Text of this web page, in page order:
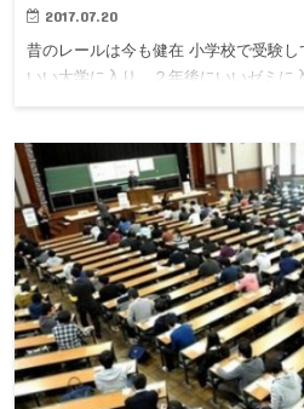
2017.07.20
昔のレールは今も健在 小学校で受験し
いい大学に入り、２年後にいいゼミに